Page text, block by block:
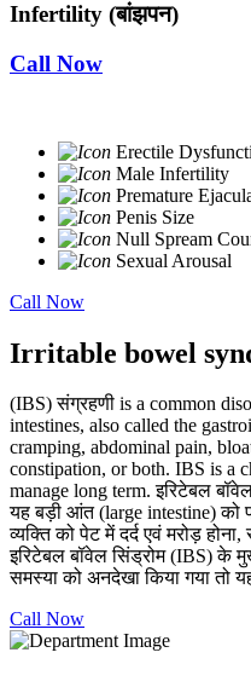
Infertility (बांझपन)
Call Now
Erectile
Male Infertility
Premature
Penis Size
Null Spream
Sexual Arousal
Call Now
Irritable bowel
(IBS) संग्रहणी is a common
intestines, also called the
cramping, abdominal pain,
constipation, or both. IBS is a
manage long term. इरिटेबल
यह बड़ी आंत (large intestine) को
व्यक्ति को पेट में दर्द एवं मरोड़
इरिटेबल बॉवेल सिंड्रोम (IBS) के
समस्या को अनदेखा किया गया तो
Call Now